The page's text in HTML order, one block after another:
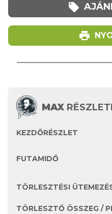
local_offer
print
MAX
KEZDŐRÉSZLET
FUTAMIDŐ
TÖRLESZTÉSI
TÖRLESZTŐ ÖSSZEG /